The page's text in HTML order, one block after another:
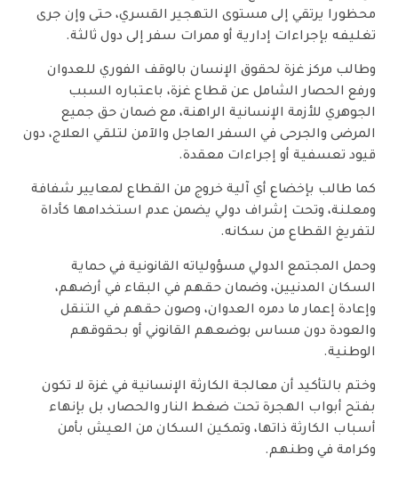
محظورا يرتقي إلى مستوى التهجير القسري، حتى وإن جرى
تغليفه بإجراءات إدارية أو ممرات سفر إلى دول ثالثة.
وطالب مركز غزة لحقوق الإنسان بالوقف الفوري للعدوان
ورفع الحصار الشامل عن قطاع غزة، باعتباره السبب
الجوهري للأزمة الإنسانية الراهنة، مع ضمان حق جميع
المرضى والجرحى في السفر العاجل والآمن لتلقي العلاج، دون
قيود تعسفية أو إجراءات معقدة.
كما طالب بإخضاع أي آلية خروج من القطاع لمعايير شفافة
ومعلنة، وتحت إشراف دولي يضمن عدم استخدامها كأداة
لتفريغ القطاع من سكانه.
وحمل المجتمع الدولي مسؤولياته القانونية في حماية
السكان المدنيين، وضمان حقهم في البقاء في أرضهم،
وإعادة إعمار ما دمره العدوان، وصون حقهم في التنقل
والعودة دون مساس بوضعهم القانوني أو بحقوقهم
الوطنية.
وختم بالتأكيد أن معالجة الكارثة الإنسانية في غزة لا تكون
بفتح أبواب الهجرة تحت ضغط النار والحصار، بل بإنهاء
أسباب الكارثة ذاتها، وتمكين السكان من العيش بأمن
وكرامة في وطنهم.